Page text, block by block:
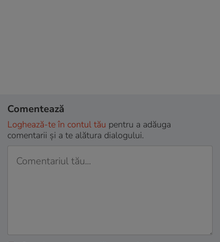
Comentează
Loghează-te în contul tău pentru a adăuga
comentarii și a te alătura dialogului.